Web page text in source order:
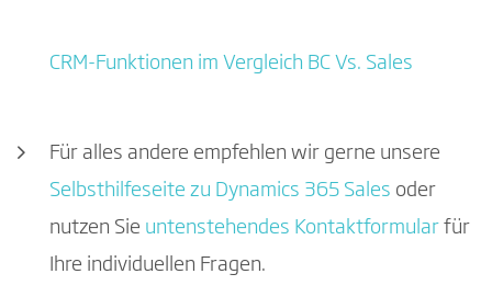
CRM-Funktionen im Vergleich BC Vs. Sales
Für alles andere empfehlen wir gerne unsere
Selbsthilfeseite zu Dynamics 365 Sales oder
nutzen Sie untenstehendes Kontaktformular für
Ihre individuellen Fragen.